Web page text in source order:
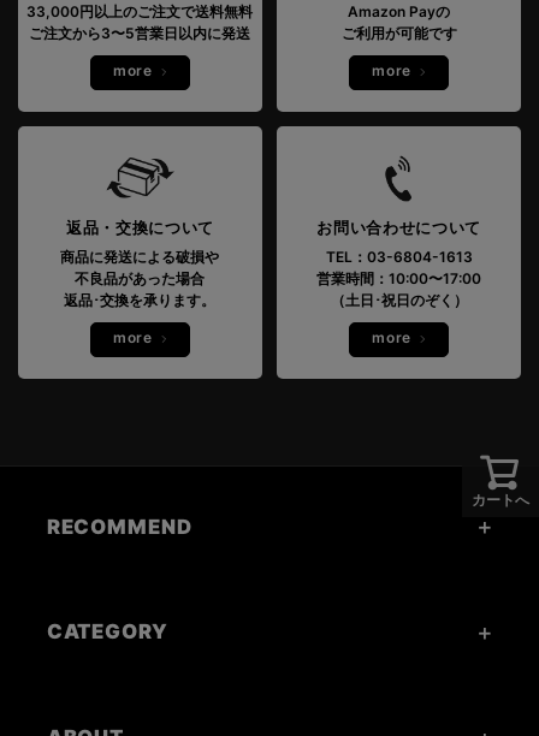
カートへ
33,000円以上のご注文で送料無料
ご注文から3〜5営業日以内に発送
more
Amazon Payの
ご利用が可能です
more
返品・交換について
商品に発送による破損や
不良品があった場合
返品･交換を承ります。
more
お問い合わせについて
TEL：03-6804-1613
営業時間：10:00〜17:00
（土日･祝日のぞく）
more
RECOMMEND
CATEGORY